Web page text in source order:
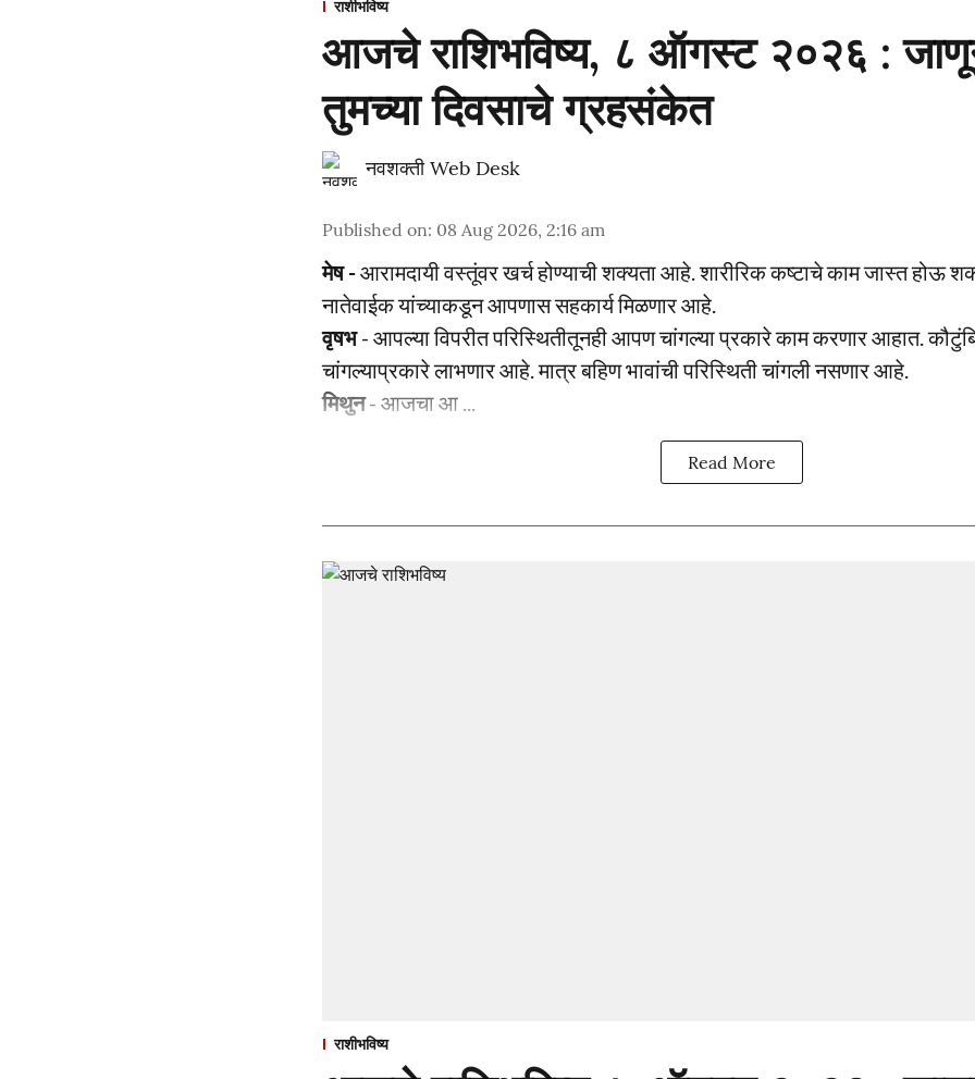
राशीभविष्य
आजचे राशिभविष्य, ८ ऑगस्ट २०२६ :
तुमच्या दिवसाचे ग्रहसंकेत
नवशक्ती Web Desk
Published on: 08 Aug 2026, 2:16 am
मेष -आरामदायी वस्तूंवर खर्च होण्याची शक्यता आहे. शारीरिक कष्टाचे काम जास्त होऊ
नातेवाईक यांच्याकडून आपणास सहकार्य मिळणार आहे.
वृषभ- आपल्या विपरीत परिस्थितीतूनही आपण चांगल्या प्रकारे काम करणार आहात.
चांगल्याप्रकारे लाभणार आहे. मात्र बहिण भावांची परिस्थिती चांगली नसणार आहे.
मिथुन- आजचा आ ...
Read More
राशीभविष्य